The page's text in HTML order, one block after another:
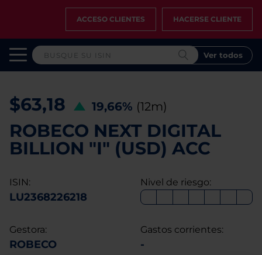
ACCESO CLIENTES HACERSE CLIENTE
Ver todos
$63,18 19,66% (12m)
ROBECO NEXT DIGITAL
BILLION "I" (USD) ACC
ISIN:
LU2368226218
Nivel de riesgo:
Gestora:
ROBECO
Gastos corrientes:
-